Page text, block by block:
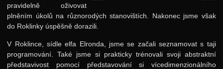
pravidelně oživovat
plněním úkolů na různorodých stanovištích. Nakonec jsme však
do Roklinky úspěšně dorazili.
V Roklince, sídle elfa Elronda, jsme se začali seznamovat s taji
programování. Také jsme si prakticky trénovali svoji abstraktní
představivost pomocí představování si vícedimenzionálního
Podzimní 2015
Jarní 2015
Podzimní 2014